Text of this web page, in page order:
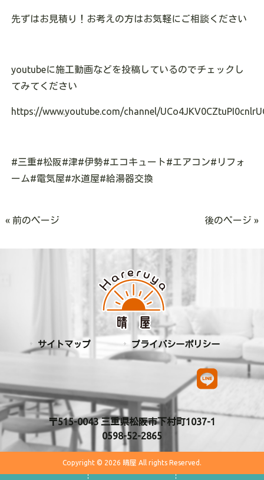
先ずはお見積り！お考えの方はお気軽にご相談ください
youtubeに施工動画などを投稿しているのでチェックし
てみてください
https://www.youtube.com/channel/
#三重#松阪#津#伊勢#エコキュート#エアコン# リフォ
ーム#電気屋#水道屋#給湯器交換
« 前のページ 後のページ »
サイトマップ プライバシーポリシー
〒515-0043 三重県松阪市下村町1037-1
0598-52-2865
Copyright © 2026 晴屋 All rights Reserved.